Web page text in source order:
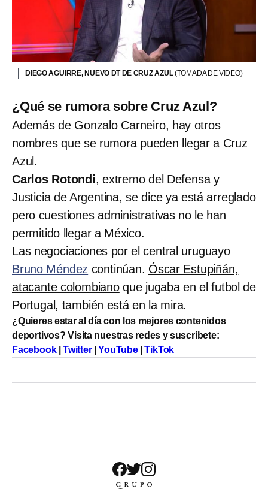
DIEGO AGUIRRE, NUEVO DT DE CRUZ AZUL(TOMADA DE VIDEO)
¿Qué se rumora sobre Cruz Azul?
Además de Gonzalo Carneiro, hay otros
nombres que se rumora pueden llegar a Cruz
Azul.
Carlos Rotondi, extremo del Defensa y
Justicia de Argentina, se dice ya está arreglado
pero cuestiones administrativas no le han
permitido llegar a México.
Las negociaciones por el central uruguayo
Bruno Méndez continúan. Óscar Estupiñán,
atacante colombianoque jugaba en el futbol de
Portugal, también está en la mira.
¿Quieres estar al día con los mejores contenidos
deportivos? Visita nuestras redes y suscríbete:
Facebook|Twitter|YouTube|TikTok